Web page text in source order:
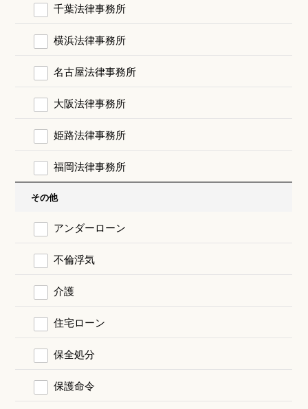
千葉法律事務所
横浜法律事務所
名古屋法律事務所
大阪法律事務所
姫路法律事務所
福岡法律事務所
その他
アンダーローン
不倫浮気
介護
住宅ローン
保全処分
保護命令